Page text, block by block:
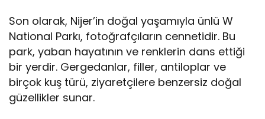
Son olarak, Nijer’in doğal yaşamıyla ünlü W
National Parkı, fotoğrafçıların cennetidir. Bu
park, yaban hayatının ve renklerin dans ettiği
bir yerdir. Gergedanlar, filler, antiloplar ve
birçok kuş türü, ziyaretçilere benzersiz doğal
güzellikler sunar.